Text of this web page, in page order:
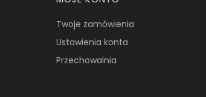
Twoje zamówienia
Ustawienia konta
Przechowalnia